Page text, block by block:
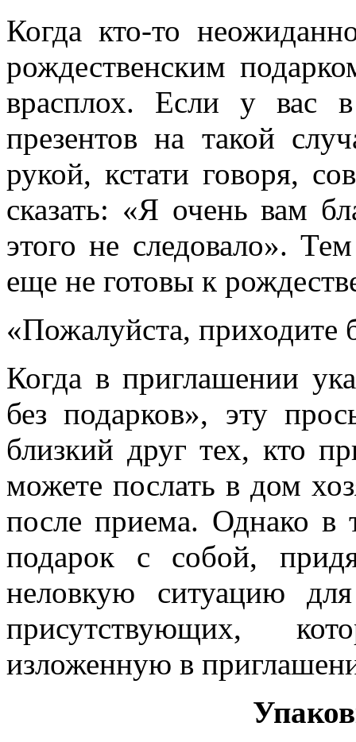
Когда кто-то
рождественским
врасплох. Если у вас
презентов на такой
рукой, кстати говоря,
сказать: «Я очень вам
этого не следовало».
еще не готовы к
«Пожалуйста, приходите
Когда в приглашении
без подарков», эту
близкий друг тех, кто
можете послать в дом
после приема. Однако в
подарок с собой,
неловкую ситуацию
присутствующих,
изложенную в